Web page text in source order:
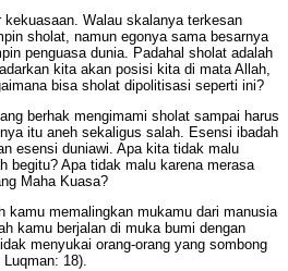
kekuasaan. Walau skalanya terkesan
sholat, namun egonya sama besarnya
penguasa dunia. Padahal sholat adalah
kita akan posisi kita di mata Allah,
bisa sholat dipolitisasi seperti ini?
berhak mengimami sholat sampai harus
itu aneh sekaligus salah. Esensi ibadah
esensi duniawi. Apa kita tidak malu
begitu? Apa tidak malu karena merasa
Maha Kuasa?
kamu memalingkan mukamu dari manusia
kamu berjalan di muka bumi dengan
menyukai orang-orang yang sombong
Luqman: 18).